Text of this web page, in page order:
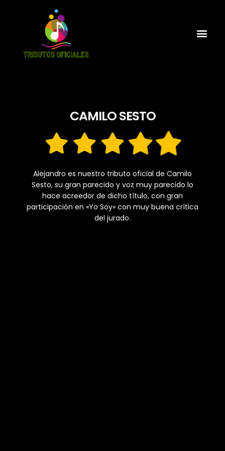
CAMILO SESTO
Alejandro es nuestro tributo oficial de Camilo
Sesto, su gran parecido y voz muy parecido lo
hace acreedor de dicho título, con gran
participación en «Yo Soy» con muy buena crítica
del jurado.